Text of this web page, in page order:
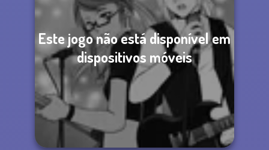
Este jogo não está disponível em
dispositivos móveis